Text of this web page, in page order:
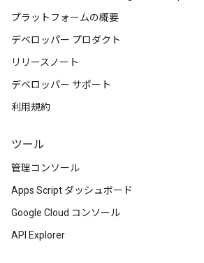
プラットフォームの概要
デベロッパー プロダクト
リリースノート
デベロッパー サポート
利用規約
ツール
管理コンソール
Apps Script ダッシュボード
Google Cloud コンソール
API Explorer